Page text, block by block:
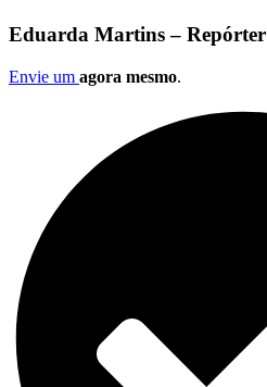
Eduarda Martins – Repórter
Envie um agora mesmo.